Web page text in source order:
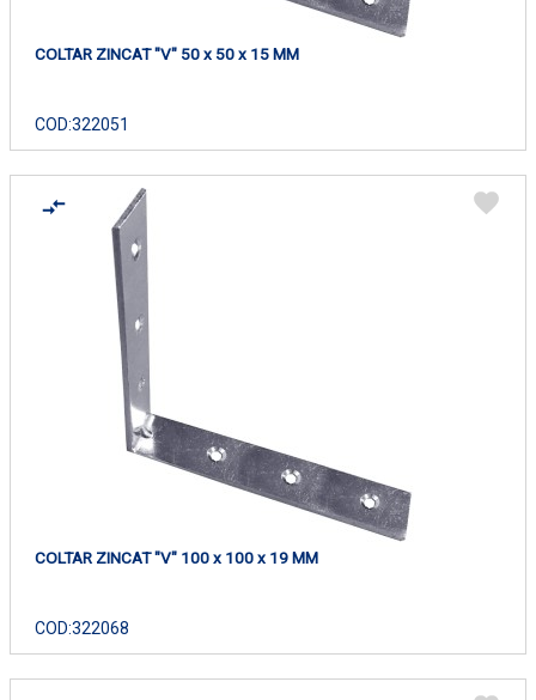
COLTAR ZINCAT "V" 50 x 50 x 15 MM
COD:322051
COLTAR ZINCAT "V" 100 x 100 x 19 MM
COD:322068